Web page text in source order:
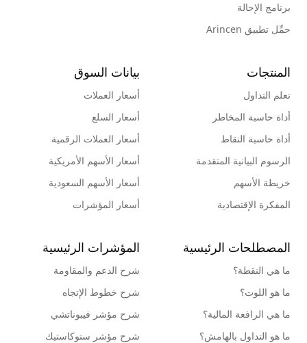
برنامج الإحالة
حمِّل تطبيق Arincen
المنتجات
تعلم التداول
أداة حاسبة المخاطر
أداة حاسبة النقاط
الرسوم البيانية المتقدمة
خريطة الأسهم
المفكرة الإقتصادية
بيانات السوق
أسعار العملات
أسعار السلع
أسعار العملات الرقمية
أسعار الأسهم الأمريكية
أسعار الأسهم السعودية
أسعار المؤشرات
المصطلحات الرئيسية
ما هي النقطة؟
ما هو اللوت؟
ما هي الرافعة المالية؟
ما هو التداول بالهامش؟
المؤشرات الرئيسية
شرح الدعم والمقاومة
شرح خطوط الإتجاه
شرح مؤشر فيبوناتشي
شرح مؤشر ستوكاستيك